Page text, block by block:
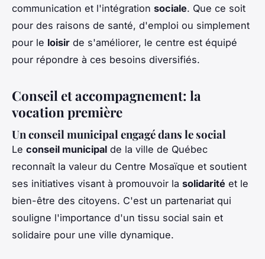
communication et l'intégration sociale. Que ce soit
pour des raisons de santé, d'emploi ou simplement
pour le loisir de s'améliorer, le centre est équipé
pour répondre à ces besoins diversifiés.
Conseil et accompagnement: la
vocation première
Un conseil municipal engagé dans le social
Le conseil municipal de la ville de Québec
reconnaît la valeur du Centre Mosaïque et soutient
ses initiatives visant à promouvoir la solidarité et le
bien-être des citoyens. C'est un partenariat qui
souligne l'importance d'un tissu social sain et
solidaire pour une ville dynamique.